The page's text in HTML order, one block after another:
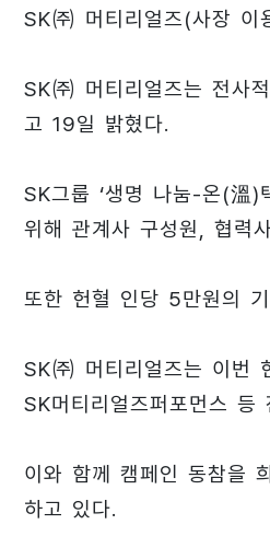
SK㈜ 머티리얼즈(사장 이
SK㈜ 머티리얼즈는 전사
고 19일 밝혔다.
SK그룹 ‘생명 나눔-온(溫)
위해 관계사 구성원, 협력
또한 헌혈 인당 5만원의
SK㈜ 머티리얼즈는 이번
SK머티리얼즈퍼포먼스
이와 함께 캠페인 동참을
하고 있다.